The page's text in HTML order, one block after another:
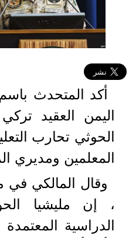
أكد المتحدث
اليمن العقيد
الحوثي تحارب
المعلمين ومديري
وقال المالكي في
، إن مليشيا
الدراسية